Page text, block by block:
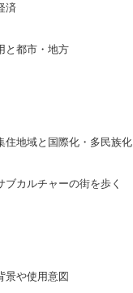
済
と都市・地方
地域と国際化・多民族化
カルチャーの街を歩く
景や使用意図